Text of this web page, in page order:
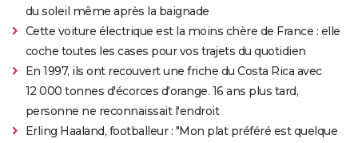
du soleil même après la baignade
Cette voiture électrique est la moins chère de France : elle
coche toutes les cases pour vos trajets du quotidien
En 1997, ils ont recouvert une friche du Costa Rica avec
12 000 tonnes d'écorces d'orange. 16 ans plus tard,
personne ne reconnaissait l'endroit
Erling Haaland, footballeur : "Mon plat préféré est quelque